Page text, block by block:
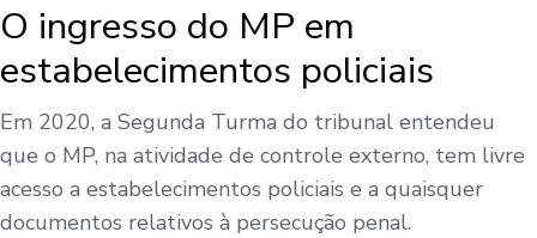
O ingresso do MP em
estabelecimentos policiais
Em 2020, a Segunda Turma do tribunal entendeu
que o MP, na atividade de controle externo, tem livre
acesso a estabelecimentos policiais e a quaisquer
documentos relativos à persecução penal.